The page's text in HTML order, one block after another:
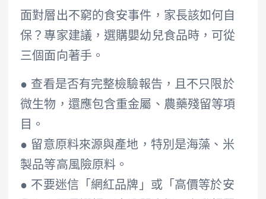
面對層出不窮的食安事件，家長該如何自
保？專家建議，選購嬰幼兒食品時，可從
三個面向著手。
● 查看是否有完整檢驗報告，且不只限於
微生物，還應包含重金屬、農藥殘留等項
目。
● 留意原料來源與產地，特別是海藻、米
製品等高風險原料。
● 不要迷信「網紅品牌」或「高價等於安